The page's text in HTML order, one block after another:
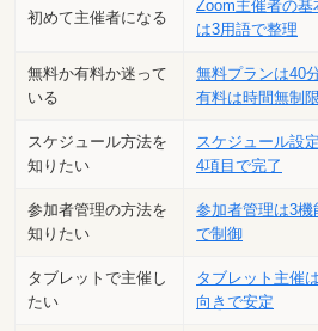
初めて主催者になる
Zoom主催者の基
は3用語で整理
無料か有料か迷って
いる
無料プランは40分
有料は時間無制限
スケジュール方法を
知りたい
スケジュール設
4項目で完了
参加者管理の方法を
知りたい
参加者管理は3機
で制御
タブレットで主催し
たい
タブレット主催
向きで安定